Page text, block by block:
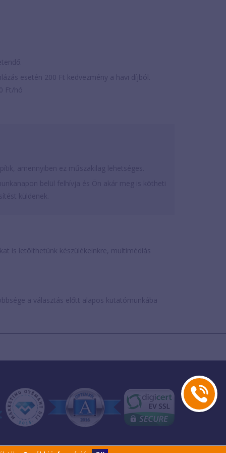
esetén 200 Ft kedvezmény a havi díjból.
Ft/hó
is letölthetünk készülékeinkre, multimédiás
a választás előtt alapos kutatómunkába